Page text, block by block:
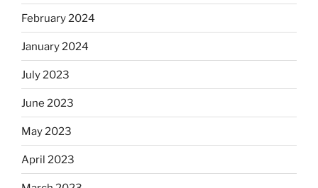
February 2024
January 2024
July 2023
June 2023
May 2023
April 2023